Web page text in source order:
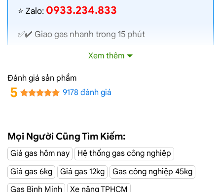
⭐️ Zalo: 0933.234.833
✅✔️ Giao gas nhanh trong 15 phút
✅✔️ Gas đủ ký, chất lượng cao, bình gas được
kiểm định định kỳ
✅✔️ Bán gas đúng giá niêm yết trên web
✅✔️ Giao gas và lắp đặt miễn phí
Đại Lý Gas Đường Hương Lộ 80, Quận
Bình Tân
Xem thêm
Đánh giá sản phẩm
5 9178 đánh giá
Mọi Người Cũng Tìm Kiếm:
Giá gas hôm nay
Hệ thống gas công nghiệp
Giá gas 6kg
Giá gas 12kg
Gas công nghiệp 45kg
Gas Bình Minh
Xe nâng TPHCM